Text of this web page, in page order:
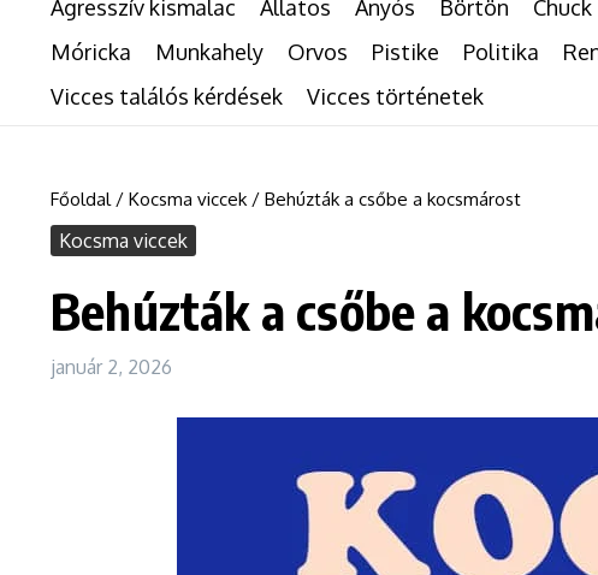
Agresszív kismalac Állatos Anyós Börtön
Móricka
Munkahely Orvos Pistike Politika
Vicces találós kérdések
Vicces történetek
Főoldal/ Kocsma viccek/ Behúzták a csőbe a kocsmárost
Kocsma viccek
Behúzták a csőbe a
január 2, 2026